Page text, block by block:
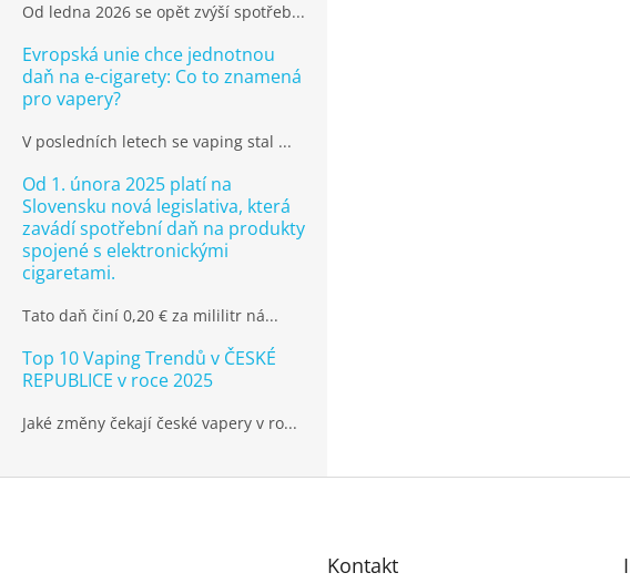
Od ledna 2026 se opět zvýší spotřeb...
Evropská unie chce jednotnou
daň na e-cigarety: Co to znamená
pro vapery?
V posledních letech se vaping stal ...
Od 1. února 2025 platí na
Slovensku nová legislativa, která
zavádí spotřební daň na produkty
spojené s elektronickými
cigaretami.
Tato daň činí 0,20 € za mililitr ná...
Top 10 Vaping Trendů v ČESKÉ
REPUBLICE v roce 2025
Jaké změny čekají české vapery v ro...
Kontakt